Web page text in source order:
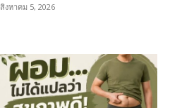
สิงหาคม 5, 2026